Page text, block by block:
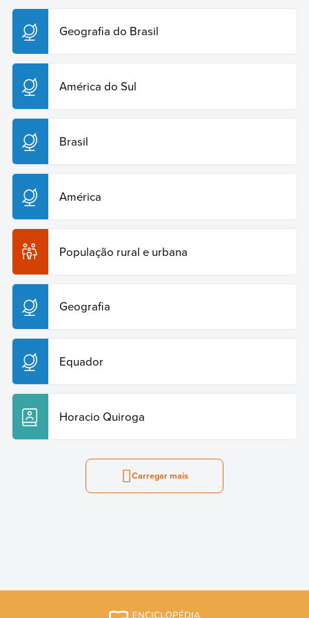
Geografia do Brasil
América do Sul
Brasil
América
População rural e urbana
Geografia
Equador
Horacio Quiroga
Carregar mais